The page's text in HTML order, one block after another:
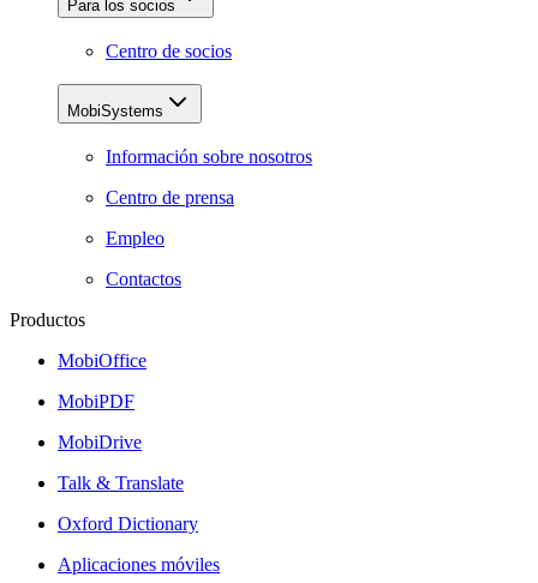
Para los socios
Centro de socios
MobiSystems
Información sobre nosotros
Centro de prensa
Empleo
Contactos
Productos
MobiOffice
MobiPDF
MobiDrive
Talk & Translate
Oxford Dictionary
Aplicaciones móviles